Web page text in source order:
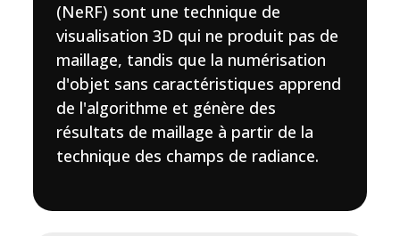
(NeRF) sont une technique de
visualisation 3D qui ne produit pas de
maillage, tandis que la numérisation
d'objet sans caractéristiques apprend
de l'algorithme et génère des
résultats de maillage à partir de la
technique des champs de radiance.